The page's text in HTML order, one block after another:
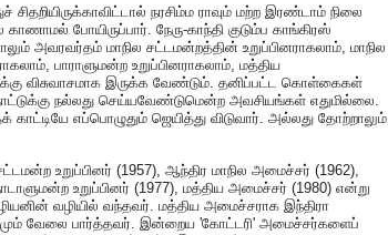
சிதறியிருக்காவிட்டால் நரசிம்ம ராவும் மற்ற இரண்டாம் நிலை
போயிருப்பார். நேரு-காந்தி குடும்ப காங்கிரஸ்
அவரவர்தம் மாநில சட்டமன்றத்தின் உறுப்பினராகலாம், மாநில
பாராளுமன்ற உறுப்பினராகலாம், மத்திய
விசுவாசமாக இருக்க வேண்டும். தனிப்பட்ட கொள்கைகள்
நல்லது செய்யவேண்டுமென்ற அவசியங்கள் எதுமில்லை.
எப்பொழுதும் ஜெயித்து விடுவார். அல்லது தோற்றாலும்,
உறுப்பினர் (1957), ஆந்திர மாநில அமைச்சர் (1962),
உறுப்பினர் (1977), மத்திய அமைச்சர் (1980) என்று
வழியில் வந்தவர். மத்திய அமைச்சராக இந்திரா
வேலை பார்த்தவர். இன்றைய 'கோட்டரி' அமைச்சர்களைப்